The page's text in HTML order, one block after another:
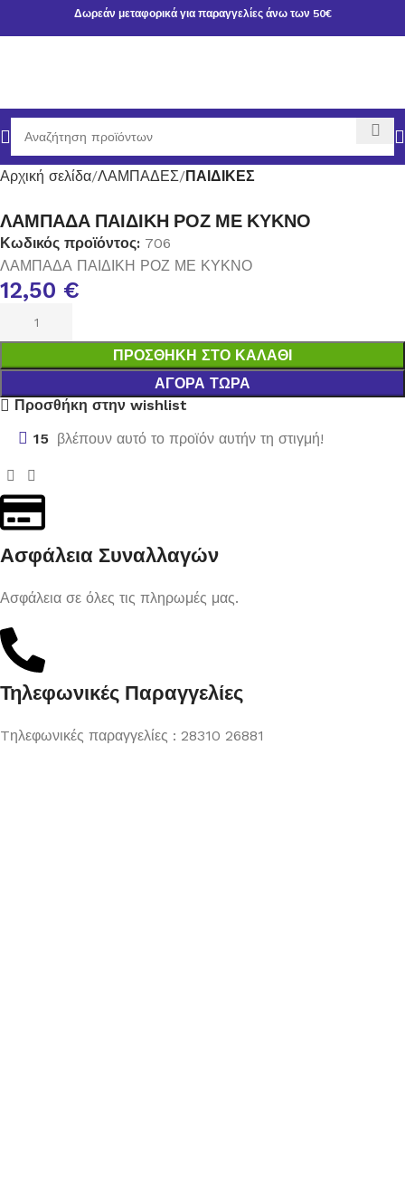
Δωρεάν μεταφορικά για παραγγελίες άνω των 50€
Αρχική σελίδα ΛΑΜΠΑΔΕΣ ΠΑΙΔΙΚΕΣ
ΛΑΜΠΑΔΑ ΠΑΙΔΙΚΗ ΡΟΖ ΜΕ ΚΥΚΝΟ
Κωδικός προϊόντος: 706
ΛΑΜΠΑΔΑ ΠΑΙΔΙΚΗ ΡΟΖ ΜΕ ΚΥΚΝΟ
12,50 €
ΠΡΟΣΘΉΚΗ ΣΤΟ ΚΑΛΆΘΙ
ΑΓΟΡΆ ΤΏΡΑ
Προσθήκη στην wishlist
15 βλέπουν αυτό το προϊόν αυτήν τη στιγμή!
Ασφάλεια Συναλλαγών
Ασφάλεια σε όλες τις πληρωμές μας.
Τηλεφωνικές Παραγγελίες
Tηλεφωνικές παραγγελίες : 28310 26881